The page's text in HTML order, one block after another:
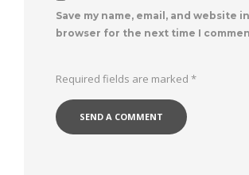
Save my name, email, and website
browser for the next time I
Required fields are marked *